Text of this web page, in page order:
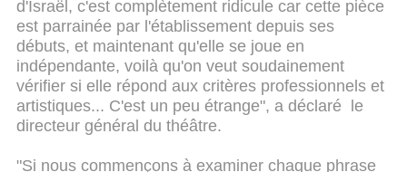
d'Israël, c'est complètement ridicule car cette pièce
est parrainée par l'établissement depuis ses
débuts, et maintenant qu'elle se joue en
indépendante, voilà qu'on veut soudainement
vérifier si elle répond aux critères professionnels et
artistiques... C'est un peu étrange", a déclaré le
directeur général du théâtre.
"Si nous commençons à examiner chaque phrase